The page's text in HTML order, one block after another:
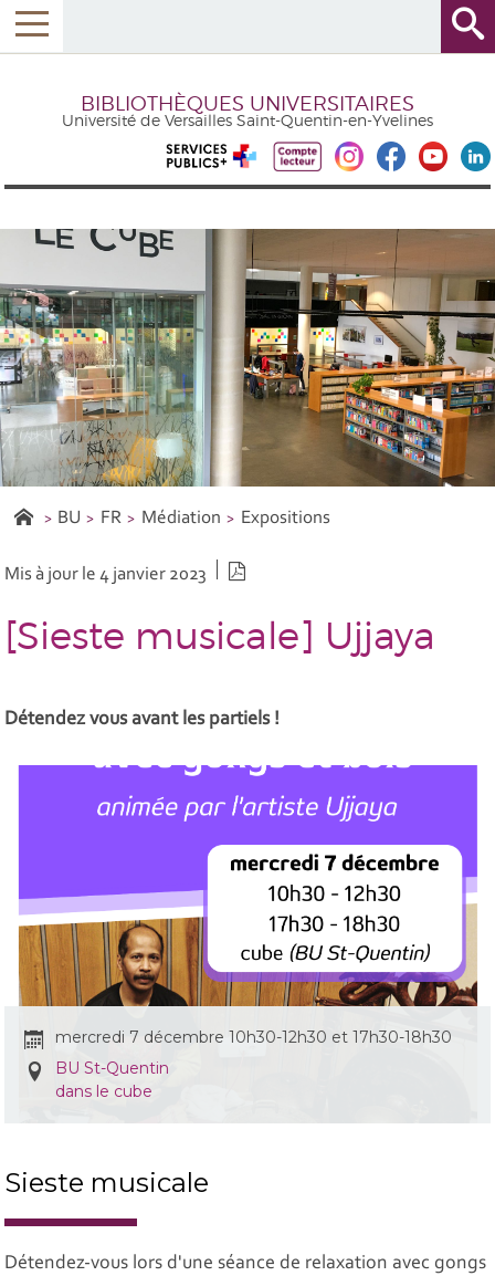
BIBLIOTHÈQUES UNIVERSITAIRES
Université de Versailles Saint-Quentin-en-Yvelines
BU FR Médiation Expositions
Mis à jour le 4 janvier 2023
[Sieste musicale] Ujjaya
Détendez vous avant les partiels !
mercredi 7 décembre 10h30-12h30 et 17h30-18h30
BU St-Quentin
dans le cube
Sieste musicale
Détendez-vous lors d'une séance de relaxation avec gongs